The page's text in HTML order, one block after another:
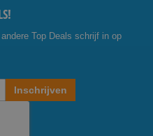
Top Deals schrijf in op
Inschrijven